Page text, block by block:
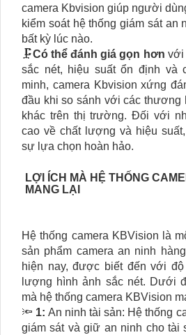
camera Kbvision giúp người
kiểm soát hệ thống giám sát an
bất kỳ lúc nào.
🗜️Có thể đánh giá gọn hơn với
sắc nét, hiệu suất ổn định và
minh, camera Kbvision xứng
đầu khi so sánh với các thương
khác trên thị trường. Đối với
cao về chất lượng và hiệu
sự lựa chọn hoàn hảo.
LỢI ÍCH MÀ HỆ THỐNG
MANG LẠI
Hệ thống camera KBVision là
sản phẩm camera an ninh
hiện nay, được biết đến với
lượng hình ảnh sắc nét. Dưới
mà hệ thống camera KBVision
🔦 1: An ninh tài sản: Hệ thống
giám sát và giữ an ninh cho tài